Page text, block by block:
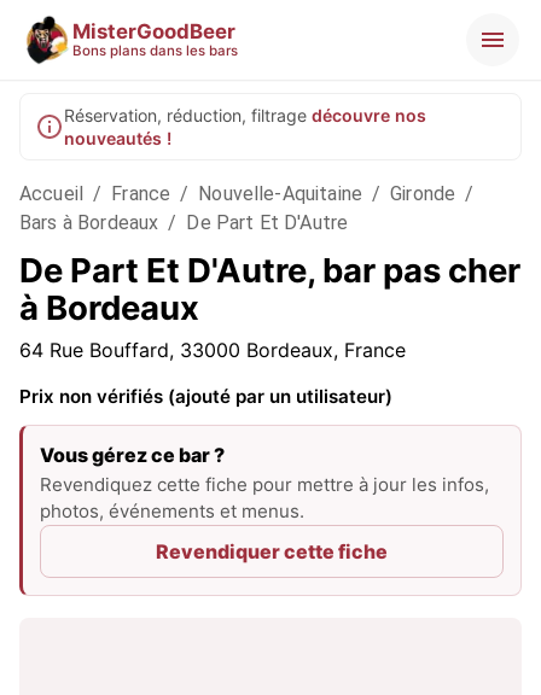
MisterGoodBeer
Bons plans dans les bars
Réservation, réduction, filtrage découvre nos
nouveautés !
Accueil / France / Nouvelle-Aquitaine / Gironde /
Bars à Bordeaux / De Part Et D'Autre
De Part Et D'Autre, bar pas cher
à Bordeaux
64 Rue Bouffard, 33000 Bordeaux, France
Prix non vérifiés (ajouté par un utilisateur)
Vous gérez ce bar ?
Revendiquez cette fiche pour mettre à jour les infos,
photos, événements et menus.
Revendiquer cette fiche